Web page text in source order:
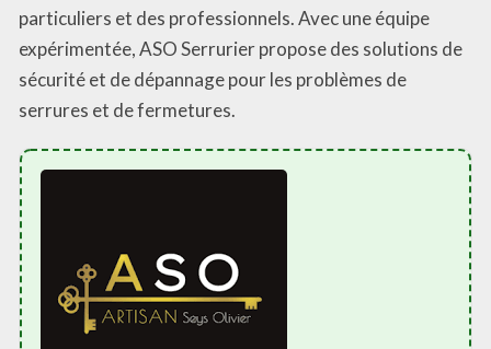
particuliers et des professionnels. Avec une équipe
expérimentée, ASO Serrurier propose des solutions de
sécurité et de dépannage pour les problèmes de
serrures et de fermetures.